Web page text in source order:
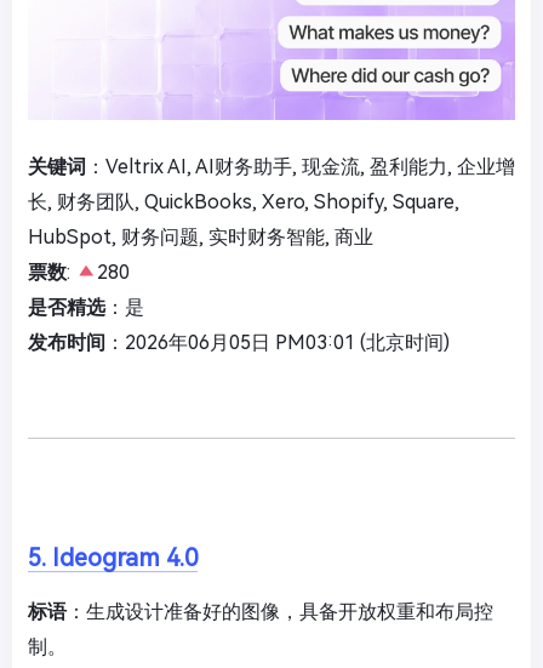
关键词 ：Veltrix AI, AI财务助手, 现金流, 盈利能力, 企业增
长, 财务团队, QuickBooks, Xero, Shopify, Square,
HubSpot, 财务问题, 实时财务智能, 商业
票数:
280
是否精选：是
发布时间 ：2026年06月05日 PM03:01 (北京时间)
5. Ideogram 4.0
标语：生成设计准备好的图像，具备开放权重和布局控
制。